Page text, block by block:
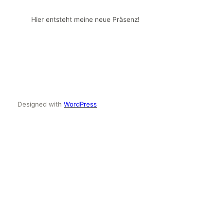
Hier entsteht meine neue Präsenz!
Designed with WordPress